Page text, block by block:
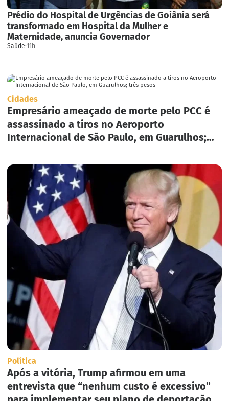
Prédio do Hospital de Urgências de Goiânia será
transformado em Hospital da Mulher e
Maternidade, anuncia Governador
Saúde·11h
Cidades
Empresário ameaçado de morte pelo PCC é
assassinado a tiros no Aeroporto
Internacional de São Paulo, em Guarulhos;
Política
Após a vitória, Trump afirmou em uma
entrevista que “nenhum custo é excessivo”